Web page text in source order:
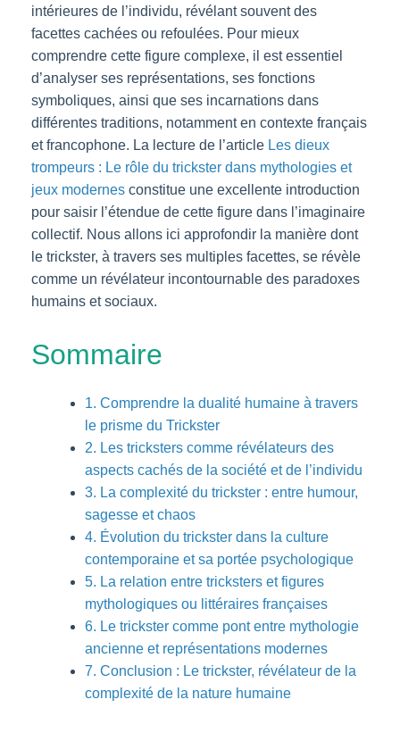
intérieures de l’individu, révélant souvent des
facettes cachées ou refoulées. Pour mieux
comprendre cette figure complexe, il est essentiel
d’analyser ses représentations, ses fonctions
symboliques, ainsi que ses incarnations dans
différentes traditions, notamment en contexte français
et francophone. La lecture de l’article Les dieux
trompeurs : Le rôle du trickster dans mythologies et
jeux modernes constitue une excellente introduction
pour saisir l’étendue de cette figure dans l’imaginaire
collectif. Nous allons ici approfondir la manière dont
le trickster, à travers ses multiples facettes, se révèle
comme un révélateur incontournable des paradoxes
humains et sociaux.
Sommaire
1. Comprendre la dualité humaine à travers
le prisme du Trickster
2. Les tricksters comme révélateurs des
aspects cachés de la société et de l’individu
3. La complexité du trickster : entre humour,
sagesse et chaos
4. Évolution du trickster dans la culture
contemporaine et sa portée psychologique
5. La relation entre tricksters et figures
mythologiques ou littéraires françaises
6. Le trickster comme pont entre mythologie
ancienne et représentations modernes
7. Conclusion : Le trickster, révélateur de la
complexité de la nature humaine